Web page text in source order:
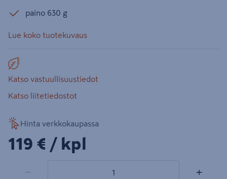
paino 630 g
Lue koko tuotekuvaus
Katso vastuullisuustiedot
Katso liitetiedostot
Hinta verkkokaupassa
119€/kpl
119 € / kpl
− +